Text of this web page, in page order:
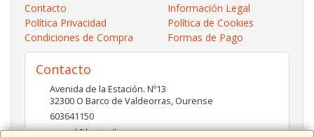
Contacto
Información Legal
Política Privacidad
Política de Cookies
Condiciones de Compra
Formas de Pago
Contacto
Avenida de la Estación. Nº13
32300 O Barco de Valdeorras, Ourense
603641150
pc-red@hotmail.es